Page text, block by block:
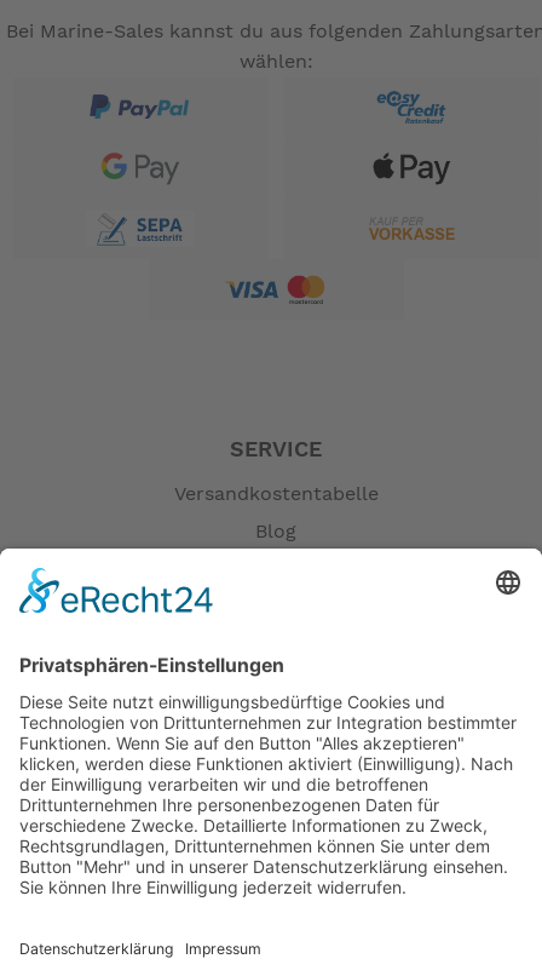
Bei Marine-Sales kannst du aus folgenden
wählen:
SERVICE
Versandkostentabelle
Blog
Öffnungszeiten
Versandpartner
Verfügbarkeiten
Zahlung und Versand
Datenschutz
Fernabsatz
Widerrufsrecht bei Reparatur